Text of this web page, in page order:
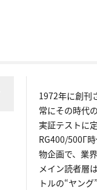
1972年に創刊
常にその時代
実証テストに
RG400/500Γ
物企画で、業
メイン読者層
トルの“ヤン